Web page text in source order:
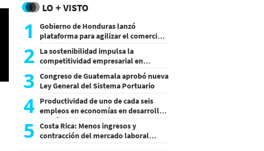
LO + VISTO
1
Gobierno de Honduras lanzó
plataforma para agilizar el comercio
exterior
2 La sostenibilidad impulsa la
competitividad empresarial en
Guatemala
3 Congreso de Guatemala aprobó nueva
Ley General del Sistema Portuario
4 Productividad de uno de cada seis
empleos en economías en desarrollo
podría mejorar por la IA
5
Costa Rica: Menos ingresos y
contracción del mercado laboral
causan baja del consumo